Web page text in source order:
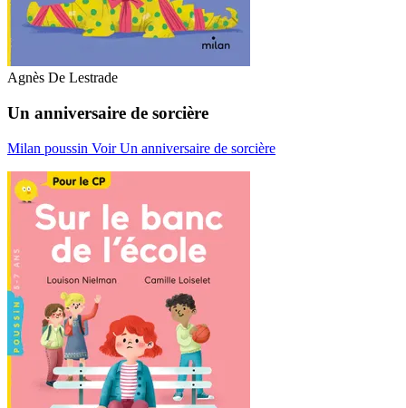
Agnès De Lestrade
Un anniversaire de sorcière
Milan poussin Voir Un anniversaire de sorcière